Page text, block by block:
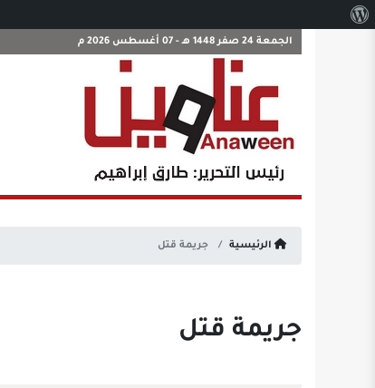
الجمعة 24 صفر 1448 هـ - 07 أغسطس 2026 م
الرئيسية جريمة قتل
جريمة قتل